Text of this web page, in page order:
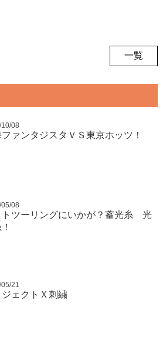
一覧
08
ァンタジスタＶＳ東京ホッツ！
08
トツーリングにいかが？蓄光糸 光
21
ジェクトＸ刺繍